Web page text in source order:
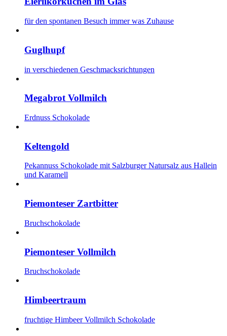
für den spontanen Besuch immer was Zuhause
Guglhupf
in verschiedenen Geschmacksrichtungen
Megabrot Vollmilch
Erdnuss Schokolade
Keltengold
Pekannuss Schokolade mit Salzburger Natursalz aus Hallein
und Karamell
Piemonteser Zartbitter
Bruchschokolade
Piemonteser Vollmilch
Bruchschokolade
Himbeertraum
fruchtige Himbeer Vollmilch Schokolade